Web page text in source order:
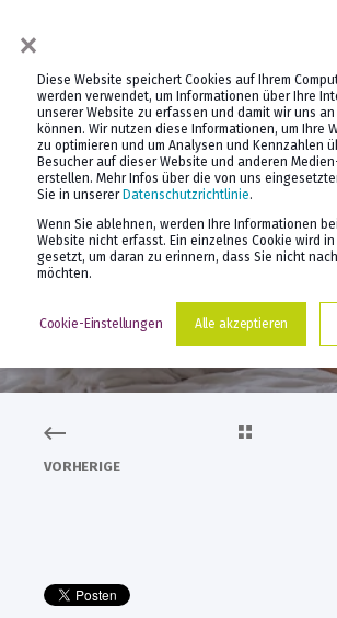
×
Diese Website speichert Cookies auf Ihrem
werden verwendet, um Informationen über Ihre
unserer Website zu erfassen und damit wir uns
können. Wir nutzen diese Informationen, um Ihre
zu optimieren und um Analysen und Kennzahlen
Besucher auf dieser Website und anderen
erstellen. Mehr Infos über die von uns
Sie in unserer Datenschutzrichtlinie.
Wenn Sie ablehnen, werden Ihre Informationen
Website nicht erfasst. Ein einzelnes Cookie wird in
gesetzt, um daran zu erinnern, dass Sie nicht
möchten.
Cookie-Einstellungen Alle akzeptieren
PROF. DR. DANIEL KELLER 22.1.2024
DIE MACHT DES
SCHLAFES
VORHERIGE